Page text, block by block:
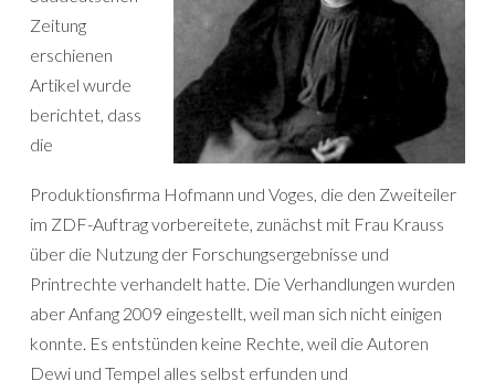
Zeitung
erschienen
Artikel wurde
berichtet, dass
die
Produktionsfirma Hofmann und Voges, die den Zweiteiler
im ZDF-Auftrag vorbereitete, zunächst mit Frau Krauss
über die Nutzung der Forschungsergebnisse und
Printrechte verhandelt hatte. Die Verhandlungen wurden
aber Anfang 2009 eingestellt, weil man sich nicht einigen
konnte. Es entstünden keine Rechte, weil die Autoren
Dewi und Tempel alles selbst erfunden und